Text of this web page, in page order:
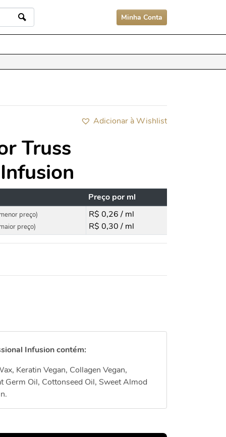
Minha Conta
Adicionar à Wishlist
Truss
Preço por ml
preço)
preço)
R$ 0,26 / ml
R$ 0,30 / ml
Infusion contém:
Keratin Vegan, Collagen Vegan,
Germ Oil, Cottonseed Oil, Sweet Almod